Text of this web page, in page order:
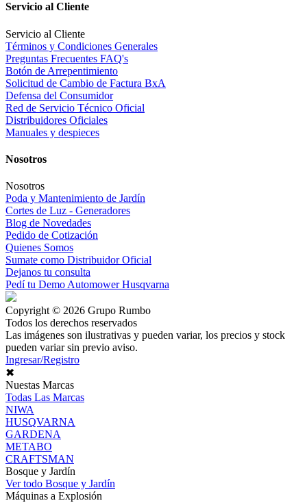
Servicio al Cliente
Servicio al Cliente
Términos y Condiciones Generales
Preguntas Frecuentes FAQ's
Botón de Arrepentimiento
Solicitud de Cambio de Factura BxA
Defensa del Consumidor
Red de Servicio Técnico Oficial
Distribuidores Oficiales
Manuales y despieces
Nosotros
Nosotros
Poda y Mantenimiento de Jardín
Cortes de Luz - Generadores
Blog de Novedades
Pedido de Cotización
Quienes Somos
Sumate como Distribuidor Oficial
Dejanos tu consulta
Pedí tu Demo Automower Husqvarna
Copyright © 2026 Grupo Rumbo
Todos los derechos reservados
Las imágenes son ilustrativas y pueden variar, los precios y stock
pueden variar sin previo aviso.
Ingresar/Registro
✖
Nuestas Marcas
Todas Las Marcas
NIWA
HUSQVARNA
GARDENA
METABO
CRAFTSMAN
Bosque y Jardín
Ver todo Bosque y Jardín
Máquinas a Explosión